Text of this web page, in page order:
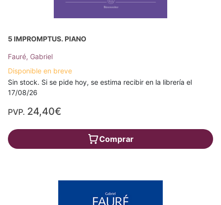
5 IMPROMPTUS. PIANO
Fauré, Gabriel
Disponible en breve
Sin stock. Si se pide hoy, se estima recibir en la librería el
17/08/26
PVP. 24,40€
Comprar